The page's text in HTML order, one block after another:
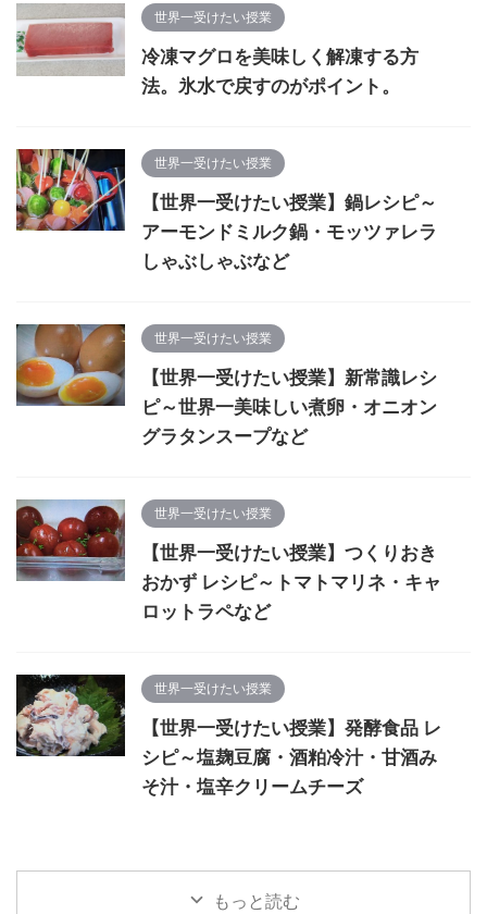
世界一受けたい授業
冷凍マグロを美味しく解凍する方
法。氷水で戻すのがポイント。
世界一受けたい授業
【世界一受けたい授業】鍋レシピ～
アーモンドミルク鍋・モッツァレラ
しゃぶしゃぶなど
世界一受けたい授業
【世界一受けたい授業】新常識レシ
ピ～世界一美味しい煮卵・オニオン
グラタンスープなど
世界一受けたい授業
【世界一受けたい授業】つくりおき
おかず レシピ～トマトマリネ・キャ
ロットラペなど
世界一受けたい授業
【世界一受けたい授業】発酵食品 レ
シピ～塩麹豆腐・酒粕冷汁・甘酒み
そ汁・塩辛クリームチーズ
もっと読む